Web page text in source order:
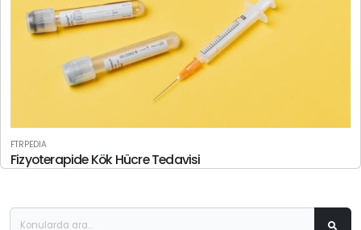
FTRPEDIA
Fizyoterapide Kök Hücre Tedavisi